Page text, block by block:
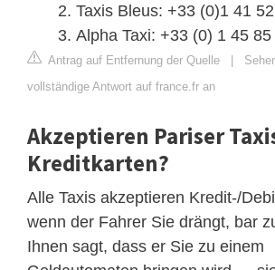
Taxis Bleus: +33 (0)1 41
Alpha Taxi: +33 (0) 1 45 85
Antrag auf Entfernung der Quelle |
vollständige Antwort auf france.fr an
Akzeptieren Pariser
Kreditkarten?
Alle Taxis akzeptieren Kredit-/
wenn der Fahrer Sie drängt, bar
Ihnen sagt, dass er Sie zu einem